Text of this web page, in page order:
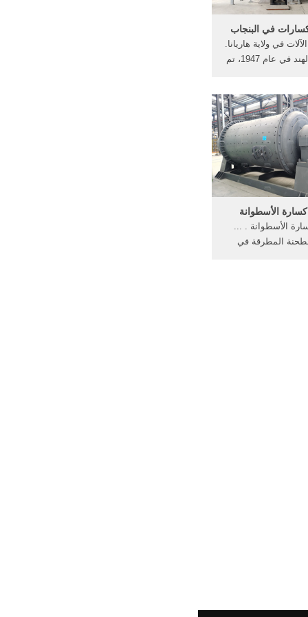
في البنجاب
في ولاية هاريانا.
بعد تقسيم الهند في عام 1947، تم
الهنديه في عام
دول جديدة هاريانا
جنبا إلى جنب ...
الأسطوانة
الأسطوانة . ...
المطرقة في